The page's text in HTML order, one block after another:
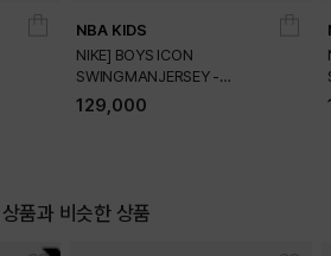
NBA KIDS
NIKE] BOYS ICON
SWINGMANJERSEY -
PLAYER(K245TS054P)
129,000
품과 비슷한 상품